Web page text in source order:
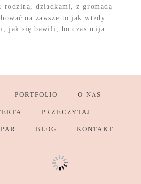
rodziną, dziadkami, z gromadą
na zawsze to jak wtedy
jak się bawili, bo czas mija
PORTFOLIO O NAS
PRZECZYTAJ
BLOG KONTAKT